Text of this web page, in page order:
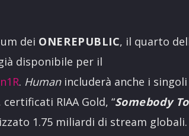
dei ONEREPUBLIC, il quarto
disponibile per il
. Humanincluderà anche i singoli
RIAA Gold, “Somebody
1.75 miliardi di stream globali.